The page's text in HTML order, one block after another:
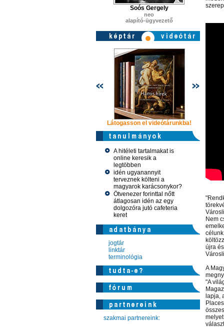
Soós Gergely
neo
alapító-ügyvezető
Látogasson el videótárunkba!
A hitéleti tartalmakat is
online keresik a
legtöbben
idén ugyanannyit
terveznek költeni a
magyarok karácsonykor?
Ötvenezer forinttal nőtt
átlagosan idén az egy
dolgozóra jutó cafeteria
keret
jogtár
linktár
terminológia
szakmai partnereink:
Nem
újra
A
"A
lapja,